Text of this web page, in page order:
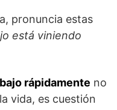
pronuncia estas
está viniendo
rápidamente no
vida, es cuestión